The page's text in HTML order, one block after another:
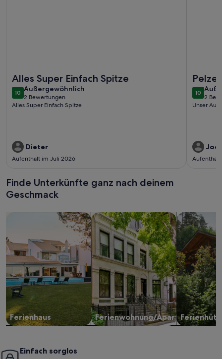
Alles Super Einfach Spitze
1010 von 10
Außergewöhnlich
außergewöhnlich
2 Bewertungen
(2
bewertungen)
Alles Super Einfach Spitze
Dieter
Aufenthalt im Juli 2026
1010 von
2
(2
Unser
Finde Unterkünfte ganz nach deinem
Geschmack
Ferienhaus
Suche nach Ferienhäusern
Ferienwohnung/Apartment
Suche nach Ferienwohnungen oder
Suche nach
Einfach sorglos